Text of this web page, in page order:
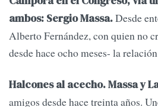
ambos: Sergio Massa.Desde
Alberto Fernández, con quien no
desde hace ocho meses- la
Halcones al acecho.Massa y
amigos desde hace treinta años.